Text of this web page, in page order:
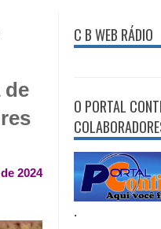
de
2024
C B WEB RÁDIO
O PORTAL
.